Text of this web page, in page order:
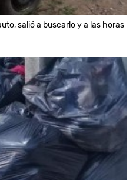
salió a buscarlo y a las horas